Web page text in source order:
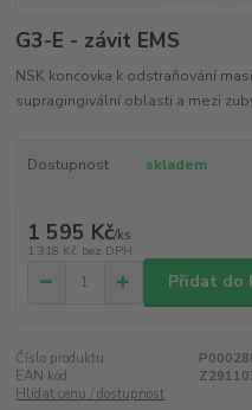
G3-E - závit EMS
NSK koncovka k odstraňování
supragingivální oblasti a mezi
Dostupnost skladem
1 595 Kč/ks
1 318 Kč bez DPH
Přidat do
Číslo produktu:
EAN kód:
Hlídat cenu / dostupnost